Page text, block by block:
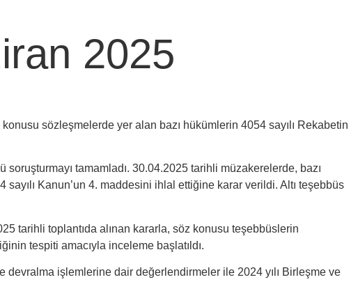
2025
sözleşmelerde yer alan bazı hükümlerin 4054 sayılı Rekabetin
tamamladı. 30.04.2025 tarihli müzakerelerde, bazı
Kanun’un 4. maddesini ihlal ettiğine karar verildi. Altı teşebbüs
tarihli toplantıda alınan kararla, söz konusu teşebbüslerin
tespiti amacıyla inceleme başlatıldı.
devralma işlemlerine dair değerlendirmeler ile 2024 yılı Birleşme ve